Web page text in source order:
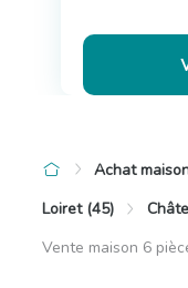
Achat
Loiret (45)
Vente maison 6